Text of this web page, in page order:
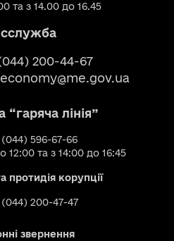
та з 14.00 до 16.45
200-44-67
лінія”
596-67-66
та з 14:00 до 16:45
протидія корупції
200-47-47
звернення